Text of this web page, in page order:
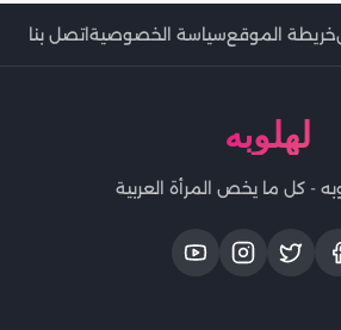
خريطة الموقعسياسة الخصوصيةاتصل بنا
لهلوبه
- كل ما يخص المرأة العربية